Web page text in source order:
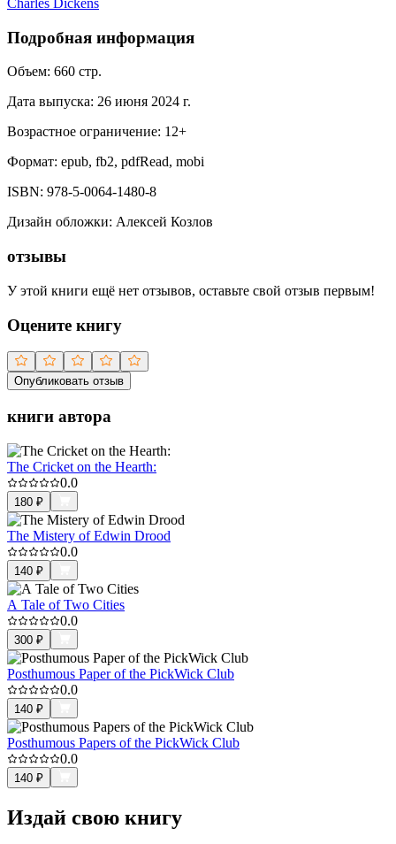
Charles Dickens
Подробная информация
Объем: 660 стр.
Дата выпуска: 26 июня 2024 г.
Возрастное ограничение: 12+
Формат: epub, fb2, pdfRead, mobi
ISBN: 978-5-0064-1480-8
Дизайн обложки: Алексей Козлов
отзывы
У этой книги ещё нет отзывов, оставьте свой отзыв первым!
Оцените книгу
Опубликовать отзыв
книги автора
The Cricket on the Hearth:
0.0
180 ₽
The Mistery of Edwin Drood
0.0
140 ₽
A Tale of Two Cities
0.0
300 ₽
Posthumous Paper of the PickWick Club
0.0
140 ₽
Posthumous Papers of the PickWick Club
0.0
140 ₽
Издай свою книгу